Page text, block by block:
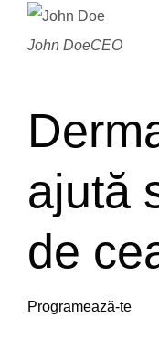
John DoeCEO
ajută
de
Programează-te